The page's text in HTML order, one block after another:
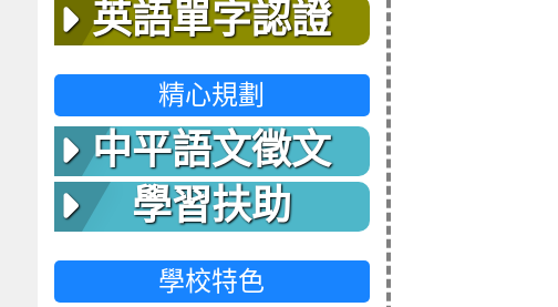
英語單字認證
精心規劃
中平語文徵文
學習扶助
學校特色